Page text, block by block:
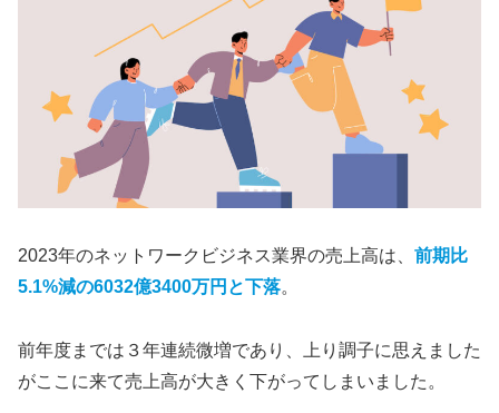
2023年のネットワークビジネス業界の売上高は、 前期比
5.1%減の6032億3400万円と下落。
前年度までは３年連続微増であり、上り調子に思えました
がここに来て売上高が大きく下がってしまいました。